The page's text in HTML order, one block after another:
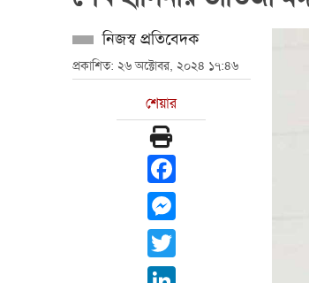
নিজস্ব প্রতিবেদক
প্রকাশিত: ২৬ অক্টোবর, ২০২৪ ১৭:৪৬
শেয়ার
Facebook
Messenger
Twitter
LinkedIn